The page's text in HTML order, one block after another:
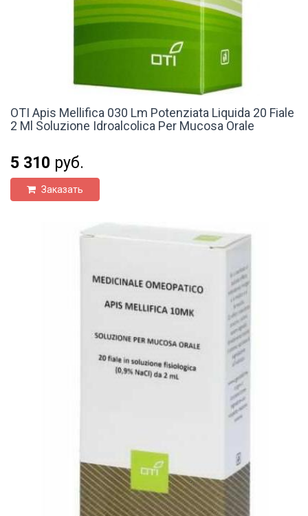
OTI Apis Mellifica 030 Lm Potenziata Liquida 20 Fiale
2 Ml Soluzione Idroalcolica Per Mucosa Orale
5 310 руб.
Заказать